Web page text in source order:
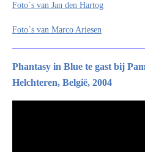
Foto`s van Jan den Hartog
Foto`s van Marco Ariesen
Phantasy in Blue te gast bij
Helchteren, België, 2004